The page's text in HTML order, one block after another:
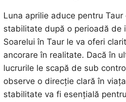
Luna aprilie aduce pentru
stabilitate după o perioadă de
Soarelui în Taur le va oferi
ancorare în realitate. Dacă în
lucrurile le scapă de sub
observe o direcție clară în
stabilitate va fi esențială